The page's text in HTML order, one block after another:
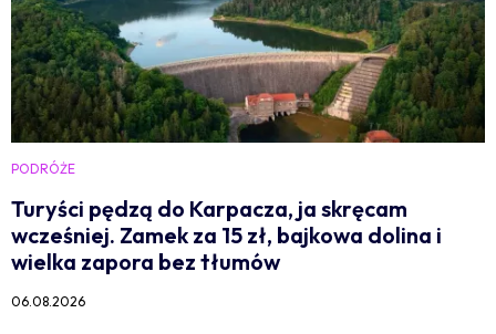
PODRÓŻE
Turyści pędzą do Karpacza, ja skręcam
wcześniej. Zamek za 15 zł, bajkowa dolina i
wielka zapora bez tłumów
06.08.2026